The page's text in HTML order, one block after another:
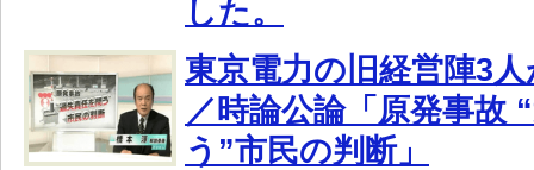
した。
東京電力の旧経営陣3
／時論公論「原発事故
う”市民の判断」